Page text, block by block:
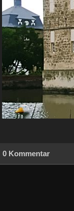
0 Kommentar